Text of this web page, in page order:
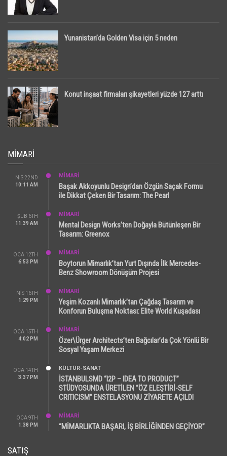
Yunanistan’da Golden Visa için 5 neden
Konut inşaat firmaları şikayetleri yüzde 127 arttı
MIMARI
NIS 22ND
10:11 AM
MİMARİ
Başak Akkoyunlu Design’dan Özgün Saçak Formu
ile Dikkat Çeken Bir Tasarım: The Pearl
ŞUB 6TH
11:39 AM
MİMARİ
Mental Design Works’ten Doğayla Bütünleşen Bir
Tasarım: Greenox
OCA 12TH
6:53 PM
MİMARİ
Boytorun Mimarlık’tan Yurt Dışında İlk Mercedes-
Benz Showroom Dönüşüm Projesi
NIS 16TH
1:29 PM
MİMARİ
Yeşim Kozanlı Mimarlık’tan Çağdaş Tasarım ve
Konforun Buluşma Noktası: Elite World Kuşadası
OCA 15TH
4:02 PM
MİMARİ
Özer\Ürger Architects’ten Bağcılar’da Çok Yönlü Bir
Sosyal Yaşam Merkezi
OCA 14TH
3:37 PM
KÜLTÜR-SANAT
İSTANBULSMD “I2P – IDEA TO PRODUCT”
STÜDYOSUNDA ÜRETİLEN “ÖZ ELEŞTİRİ-SELF
CRITICISM” ENSTELASYONU ZİYARETE AÇILDI
OCA 9TH
1:38 PM
MİMARİ
“MİMARLIKTA BAŞARI, İŞ BİRLİĞİNDEN GEÇİYOR”
SATIŞ